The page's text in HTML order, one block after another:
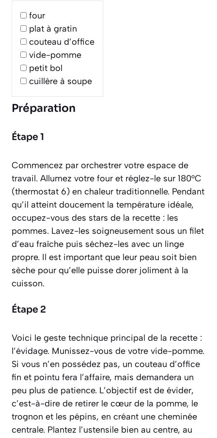
four
plat à gratin
couteau d’office
vide-pomme
petit bol
cuillère à soupe
Préparation
Étape 1
Commencez par orchestrer votre espace de
travail. Allumez votre four et réglez-le sur 180°C
(thermostat 6) en chaleur traditionnelle. Pendant
qu’il atteint doucement la température idéale,
occupez-vous des stars de la recette : les
pommes. Lavez-les soigneusement sous un filet
d’eau fraîche puis séchez-les avec un linge
propre. Il est important que leur peau soit bien
sèche pour qu’elle puisse dorer joliment à la
cuisson.
Étape 2
Voici le geste technique principal de la recette :
l’évidage. Munissez-vous de votre vide-pomme.
Si vous n’en possédez pas, un couteau d’office
fin et pointu fera l’affaire, mais demandera un
peu plus de patience. L’objectif est de évider,
c’est-à-dire de retirer le cœur de la pomme, le
trognon et les pépins, en créant une cheminée
centrale. Plantez l’ustensile bien au centre, au